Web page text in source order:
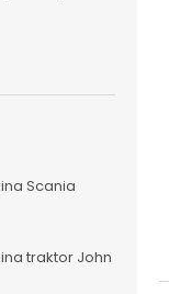
Scania
traktor John